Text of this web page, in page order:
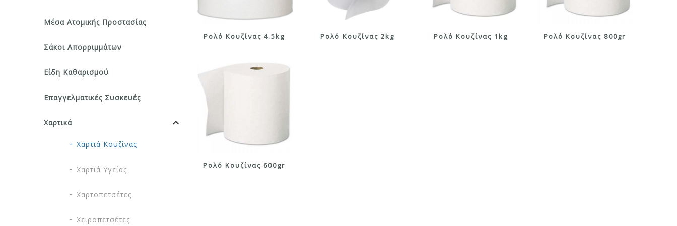
Ρολό Κουζίνας 4.5kg Ρολό Κουζίνας 2kg Ρολό Κουζίνας 1kg Ρολό Κουζίνας 800gr
Ρολό Κουζίνας 600gr
Μέσα Ατομικής Προστασίας
Σάκοι Απορριμμάτων
Είδη Καθαρισμού
Επαγγελματικές Συσκευές
Χαρτικά
Χαρτιά Κουζίνας
Χαρτιά Υγείας
Χαρτοπετσέτες
Χειροπετσέτες